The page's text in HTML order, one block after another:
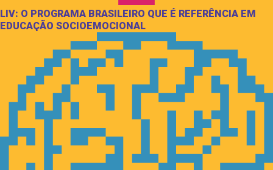
LIV: O PROGRAMA BRASILEIRO QUE É REFERÊNCIA EM
EDUCAÇÃO SOCIOEMOCIONAL